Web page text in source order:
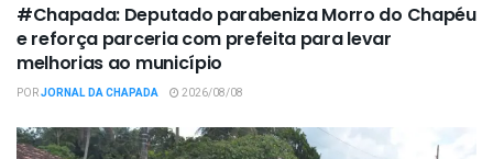
#Chapada: Deputado parabeniza Morro do Chapéu
e reforça parceria com prefeita para levar
melhorias ao município
PORJORNAL DA CHAPADA 2026/08/08